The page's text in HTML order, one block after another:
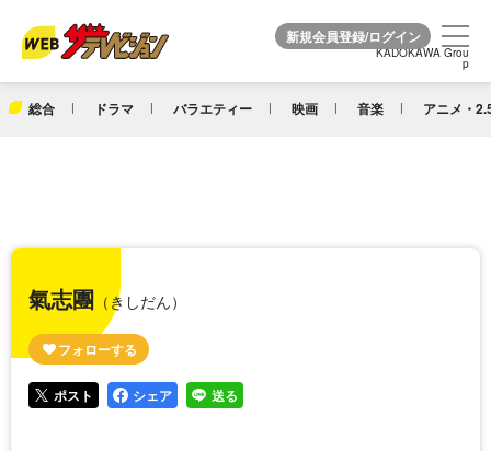
KADOKAWA Grou
p
総合 ドラマ バラエティー 映画 音楽 アニメ・
KADOKAWA Grou
p
氣志團 （きしだん）
ポスト シェア 送る